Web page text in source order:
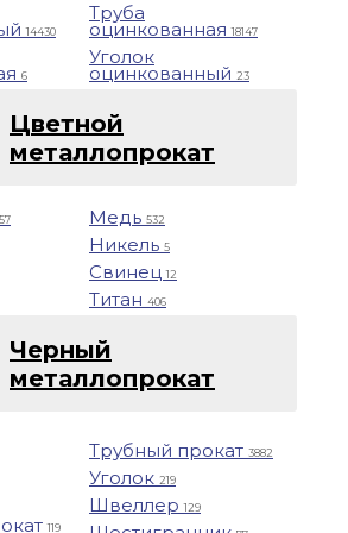
14430
6
Труба
оцинкованная18147
Уголок
оцинкованный 23
Цветной
металлопрокат
Медь 532
Никель 5
Свинец12
Титан 406
Черный
металлопрокат
119
Трубный прокат 3882
Уголок 219
Швеллер129